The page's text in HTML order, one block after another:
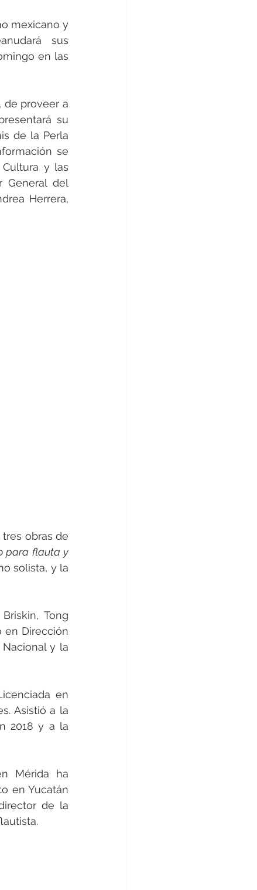
mexicano y
sus
en las
de proveer a
su
de la Perla
se
y las
General del
Herrera,
obras de
para flauta y
solista, y la
Tong
en Dirección
y la
en
Asistió a la
2018 y a la
Mérida ha
en Yucatán
de la